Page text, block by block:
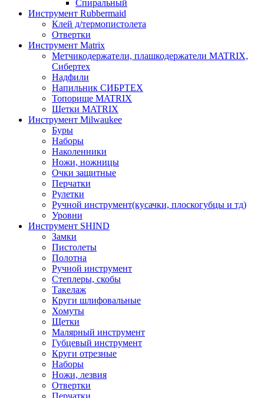
Спиральный
Инструмент Rubbermaid
Клей д/термопистолета
Отвертки
Инструмент Matrix
Метчикодержатели, плашкодержатели MATRIX,
Сибертех
Надфили
Напильник СИБРТЕХ
Топорище MATRIX
Щетки MATRIX
Инструмент Milwaukee
Буры
Наборы
Наколенники
Ножи, ножницы
Очки защитные
Перчатки
Рулетки
Ручной инструмент(кусачки, плоскогубцы и тд)
Уровни
Инструмент SHIND
Замки
Пистолеты
Полотна
Ручной инструмент
Степлеры, скобы
Такелаж
Круги шлифовальные
Хомуты
Щетки
Малярный инструмент
Губцевый инструмент
Круги отрезные
Наборы
Ножи, лезвия
Отвертки
Перчатки